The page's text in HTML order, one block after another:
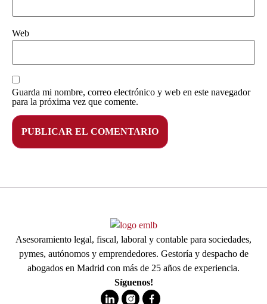
Web
Guarda mi nombre, correo electrónico y web en este navegador
para la próxima vez que comente.
Asesoramiento legal, fiscal, laboral y contable para sociedades,
pymes, autónomos y emprendedores. Gestoría y despacho de
abogados en Madrid con más de 25 años de experiencia.
Síguenos!